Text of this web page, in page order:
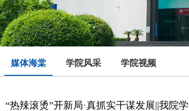
媒体海棠 学院风采 学院视频
“热辣滚烫”开新局·真抓实干谋发展||我院